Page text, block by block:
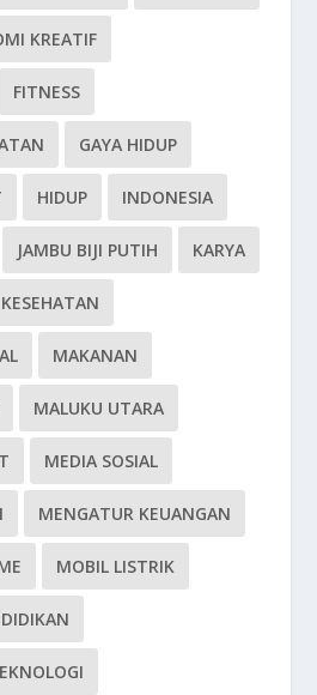
KREATIF
FITNESS
GAYA HIDUP
HIDUP INDONESIA
JAMBU BIJI PUTIH KARYA
KESEHATAN
MAKANAN
MALUKU UTARA
MEDIA SOSIAL
MENGATUR KEUANGAN
MOBIL LISTRIK